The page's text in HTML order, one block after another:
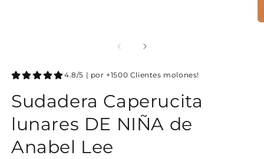
4.8/5 | por +1500 Clientes molones!
Sudadera Caperucita
lunares DE NIÑA de
Anabel Lee